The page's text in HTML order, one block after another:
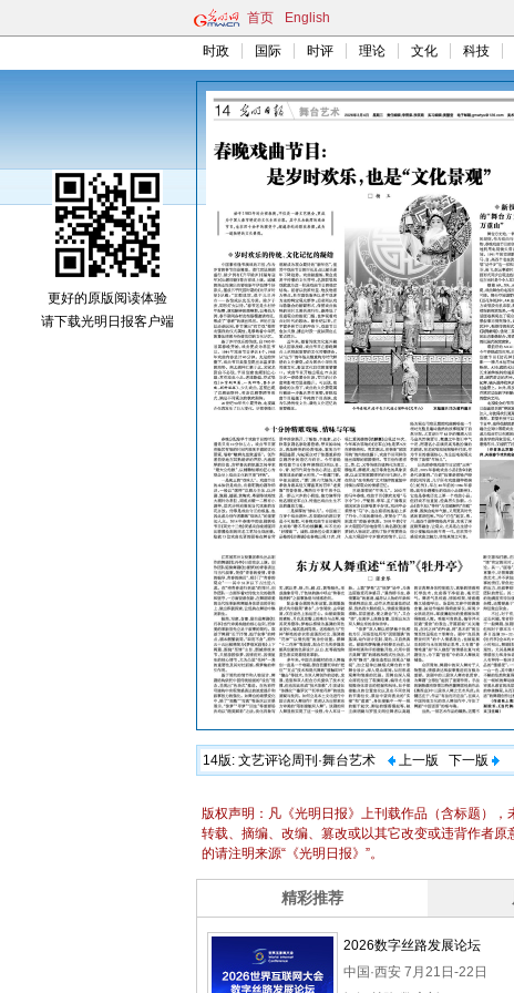
首页 English
时政 国际 时评 理论 文化 科技
14版: 文艺评论周刊·舞台艺术 上一版 下一版
更好的原版阅读体验
请下载光明日报客户端